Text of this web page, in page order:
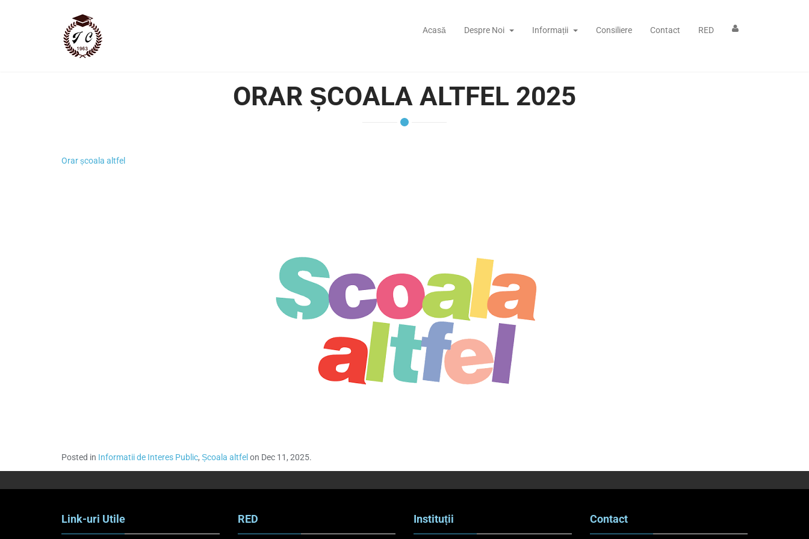
Acasă Despre Noi Informații Consiliere Contact RED
ORAR ȘCOALA ALTFEL 2025
Orar școala altfel
Posted in Informatii de Interes Public, Școala altfel on Dec 11, 2025.
Link-uri Utile RED Instituții Contact